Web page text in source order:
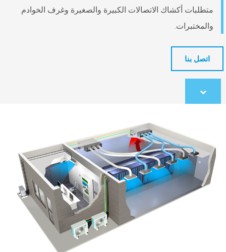
أكشاك الاتصالات الكبيرة والصغيرة وغرف الخوادم